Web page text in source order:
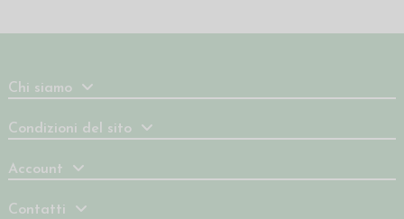
Chi siamo
Condizioni del sito
Account
Contatti